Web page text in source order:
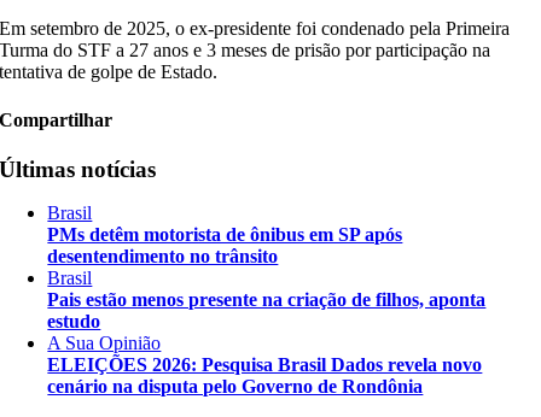
Em setembro de 2025, o ex-presidente foi condenado pela Primeira
Turma do STF a 27 anos e 3 meses de prisão por participação na
tentativa de golpe de Estado.
Compartilhar
Últimas notícias
Brasil
PMs detêm motorista de ônibus em SP após
desentendimento no trânsito
Brasil
Pais estão menos presente na criação de filhos, aponta
estudo
A Sua Opinião
ELEIÇÕES 2026: Pesquisa Brasil Dados revela novo
cenário na disputa pelo Governo de Rondônia